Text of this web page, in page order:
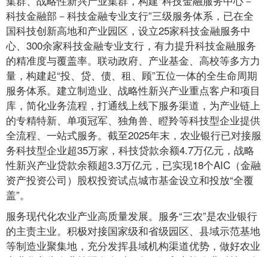
科技金融部－科技金融专业支行”三级服务体系，已在全
国科技创新高地和产业园区，设立25家科技金融服务中
心、300余家科技金融专业支行，有力提升科技金融服务
的精准度与覆盖率。联动政府、产业基金、高校等多方力
量，构建起“投、贷、债、租、顾”五位一体的全生命周期
服务体系。建立制造业、战略性新兴产业重点客户和项目
库，简化业务流程，打通线上线下服务渠道，为产业链上
的专精特新、单项冠军、独角兽、瞪羚等科技型企业提供
全流程、一站式服务。截至2025年末，农业银行已对接服
务科技型企业超35万家，科技贷款余额4.7万亿元，战略
性新兴产业贷款余额超3.3万亿元，已实现18个AIC（金融
资产投资公司）股权投资试点城市基金设立和投放“全覆
盖”。
服务现代化农业产业高质量发展。服务“三农”是农业银行
的主责主业。积极对接国家级和省级园区、县域示范基地
等制造业聚集地，充分发挥县域机构渠道优势，做好农业